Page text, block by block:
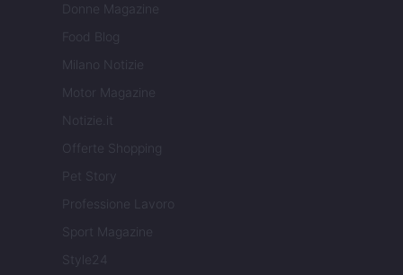
Donne Magazine
Food Blog
Milano Notizie
Motor Magazine
Notizie.it
Offerte Shopping
Pet Story
Professione Lavoro
Sport Magazine
Style24